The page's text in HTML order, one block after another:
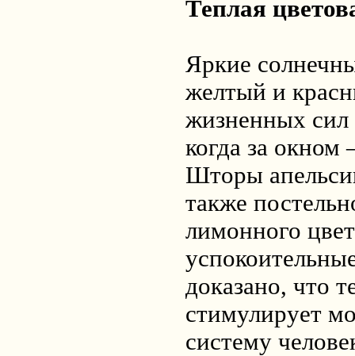
Теплая
Яркие
желтый и
жизненных сил
когда за окном
Шторы
также
лимонного
доказано, что
стимулирует
систему